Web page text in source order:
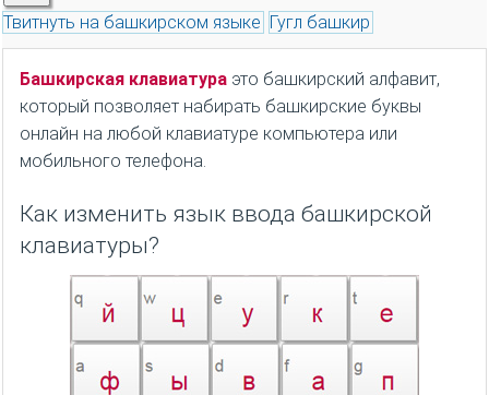
Твитнуть на башкирском языке Гугл башкир